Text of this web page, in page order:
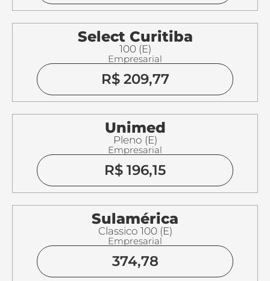
Select Curitiba
100 (E)
Empresarial
R$ 209,77
Unimed
Pleno (E)
Empresarial
R$ 196,15
Sulamérica
Classico 100 (E)
Empresarial
374,78